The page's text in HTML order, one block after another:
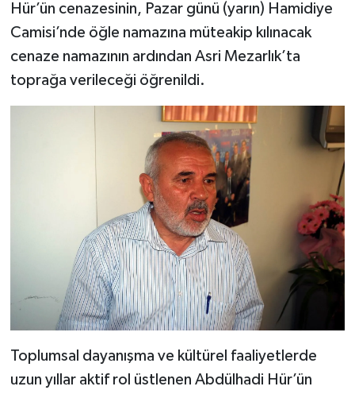
Hür’ün cenazesinin, Pazar günü (yarın) Hamidiye
Camisi’nde öğle namazına müteakip kılınacak
cenaze namazının ardından Asri Mezarlık’ta
toprağa verileceği öğrenildi.
Toplumsal dayanışma ve kültürel faaliyetlerde
uzun yıllar aktif rol üstlenen Abdülhadi Hür’ün